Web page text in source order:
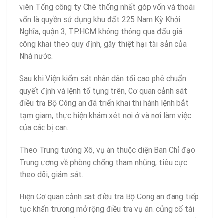
viên Tổng công ty Chè thống nhất góp vốn và thoái
vốn là quyền sử dụng khu đất 225 Nam Kỳ Khởi
Nghĩa, quận 3, TP.HCM không thông qua đấu giá
công khai theo quy định, gây thiệt hại tài sản của
Nhà nước.
Sau khi Viện kiểm sát nhân dân tối cao phê chuẩn
quyết định và lệnh tố tụng trên, Cơ quan cảnh sát
điều tra Bộ Công an đã triển khai thi hành lệnh bắt
tạm giam, thực hiện khám xét nơi ở và nơi làm việc
của các bị can.
Theo Trung tướng Xô, vụ án thuộc diện Ban Chỉ đạo
Trung ương về phòng chống tham nhũng, tiêu cực
theo dõi, giám sát.
Hiện Cơ quan cảnh sát điều tra Bộ Công an đang tiếp
tục khẩn trương mở rộng điều tra vụ án, củng cố tài